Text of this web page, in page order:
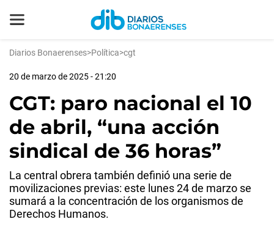
Diarios Bonaerenses>Política>cgt
20 de marzo de 2025 - 21:20
CGT: paro nacional el 10
de abril, “una acción
sindical de 36 horas”
La central obrera también definió una serie de
movilizaciones previas: este lunes 24 de marzo se
sumará a la concentración de los organismos de
Derechos Humanos.